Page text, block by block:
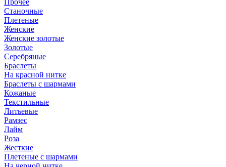
Прочее
Станочные
Плетеные
Женские
Женские золотые
Золотые
Серебряные
Браслеты
На красной нитке
Браслеты с шармами
Кожаные
Текстильные
Литьевые
Рамзес
Лайм
Роза
Жесткие
Плетеные с шармами